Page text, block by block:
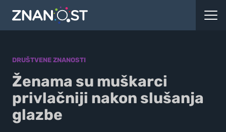
DRUŠTVENE ZNANOSTI
Ženama su muškarci
privlačniji nakon slušanja
glazbe